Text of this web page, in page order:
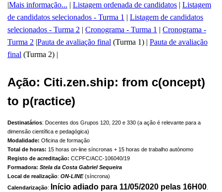
|Mais informação... | Listagem ordenada de candidatos | Listagem
de candidatos selecionados - Turma 1 | Listagem de candidatos
selecionados - Turma 2 | Cronograma - Turma 1 | Cronograma -
Turma 2 |Pauta de avaliação final (Turma 1) | Pauta de avaliação
final (Turma 2) |
Ação: Citi.zen.ship: from c(oncept)
to p(ractice)
Destinatários: Docentes dos Grupos 120, 220 e 330 (a ação é relevante para a
dimensão científica e pedagógica)
Modalidade: Oficina de formação
Total de horas: 15 horas on-line síncronas + 15 horas de trabalho autónomo
Registo de acreditação: CCPFC/ACC-106040/19
Formadora: Stela da Costa Gabriel Sequeira
Local de realização: ON-LINE(síncrona)
Calendarização: Início adiado para 11/05/2020 pelas 16H00